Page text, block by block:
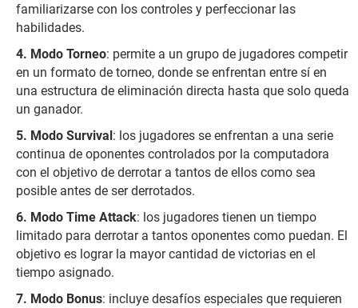
familiarizarse con los controles y perfeccionar las
habilidades.
Modo Torneo: permite a un grupo de jugadores competir
en un formato de torneo, donde se enfrentan entre sí en
una estructura de eliminación directa hasta que solo queda
un ganador.
Modo Survival: los jugadores se enfrentan a una serie
continua de oponentes controlados por la computadora
con el objetivo de derrotar a tantos de ellos como sea
posible antes de ser derrotados.
Modo Time Attack: los jugadores tienen un tiempo
limitado para derrotar a tantos oponentes como puedan. El
objetivo es lograr la mayor cantidad de victorias en el
tiempo asignado.
Modo Bonus: incluye desafíos especiales que requieren